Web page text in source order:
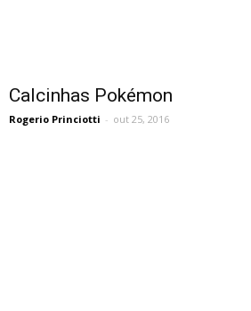
Calcinhas Pokémon
Rogerio Princiotti - out 25, 2016